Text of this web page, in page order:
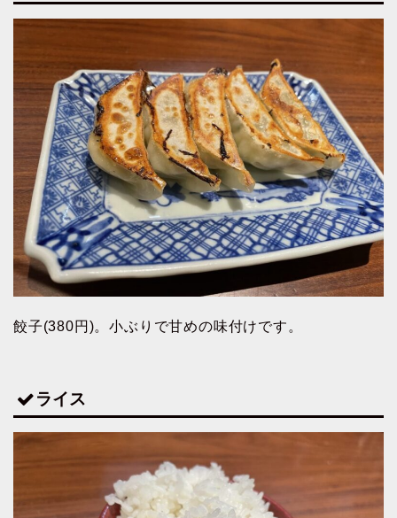
餃子(380円)。小ぶりで甘めの味付けです。
ライス